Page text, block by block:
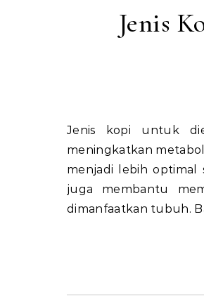
Jenis
Jenis kopi untuk diet umumnya dipilih karena kandungan kafeinnya mampu membantu
meningkatkan
menjadi lebih optimal
juga membantu
dimanfaatkan tubuh.